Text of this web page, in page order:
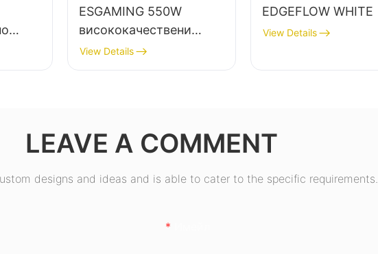
ESGAMING 550W
висококачествени
захранвания за
настолни компютри с
View Details
EDGEFLOW WHITE
View Details
LEAVE A COMMENT
designs and ideas and is able to cater to the specific requirements.